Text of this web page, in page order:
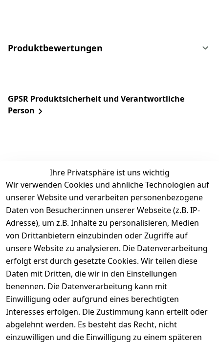
Produktbewertungen
GPSR Produktsicherheit und Verantwortliche
Person
Ihre Privatsphäre ist uns wichtig
Wir verwenden Cookies und ähnliche Technologien auf
unserer Website und verarbeiten personenbezogene
Daten von Besucher:innen unserer Webseite (z.B. IP-
Adresse), um z.B. Inhalte zu personalisieren, Medien
von Drittanbietern einzubinden oder Zugriffe auf
unsere Website zu analysieren. Die Datenverarbeitung
erfolgt erst durch gesetzte Cookies. Wir teilen diese
Daten mit Dritten, die wir in den Einstellungen
benennen. Die Datenverarbeitung kann mit
Einwilligung oder aufgrund eines berechtigten
Interesses erfolgen. Die Zustimmung kann erteilt oder
abgelehnt werden. Es besteht das Recht, nicht
einzuwilligen und die Einwilligung zu einem späteren
Rechtliches
AGB
Impressum
Datenschutze
rklärung
Barrierefreihe
itserklärung
Widerrufsrec
ht
Service
Kontakt
Registrieren
Rechnungska
Kontakt
↺ 30 Tage
Widerrufsre
cht
Informatio
nen
Retourenlage
r: Eichenallee
3, 06184
Kabelsketal
Telefon: +49
1512 6260858
E-Mail:
info@konsyst
em.de
Über uns
★★★★☆
Top-Verkäufer
★★★★★
Bewertungen
Über 228.000